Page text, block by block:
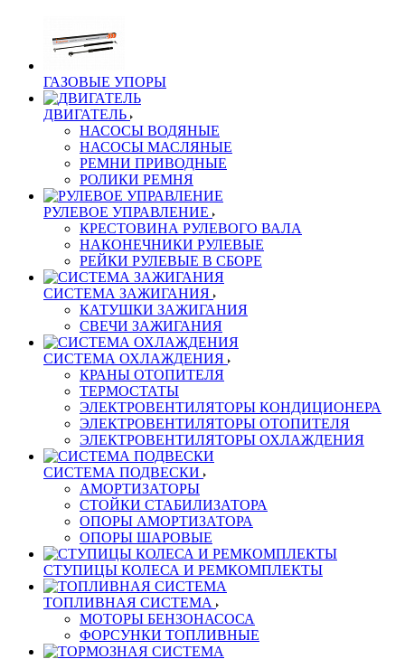
ГАЗОВЫЕ УПОРЫ
ДВИГАТЕЛЬ
НАСОСЫ ВОДЯНЫЕ
НАСОСЫ МАСЛЯНЫЕ
РЕМНИ ПРИВОДНЫЕ
РОЛИКИ РЕМНЯ
РУЛЕВОЕ УПРАВЛЕНИЕ
КРЕСТОВИНА РУЛЕВОГО ВАЛА
НАКОНЕЧНИКИ РУЛЕВЫЕ
РЕЙКИ РУЛЕВЫЕ В СБОРЕ
СИСТЕМА ЗАЖИГАНИЯ
КАТУШКИ ЗАЖИГАНИЯ
СВЕЧИ ЗАЖИГАНИЯ
СИСТЕМА ОХЛАЖДЕНИЯ
КРАНЫ ОТОПИТЕЛЯ
ТЕРМОСТАТЫ
ЭЛЕКТРОВЕНТИЛЯТОРЫ КОНДИЦИОНЕРА
ЭЛЕКТРОВЕНТИЛЯТОРЫ ОТОПИТЕЛЯ
ЭЛЕКТРОВЕНТИЛЯТОРЫ ОХЛАЖДЕНИЯ
СИСТЕМА ПОДВЕСКИ
АМОРТИЗАТОРЫ
СТОЙКИ СТАБИЛИЗАТОРА
ОПОРЫ АМОРТИЗАТОРА
ОПОРЫ ШАРОВЫЕ
СТУПИЦЫ КОЛЕСА И РЕМКОМПЛЕКТЫ
ТОПЛИВНАЯ СИСТЕМА
МОТОРЫ БЕНЗОНАСОСА
ФОРСУНКИ ТОПЛИВНЫЕ